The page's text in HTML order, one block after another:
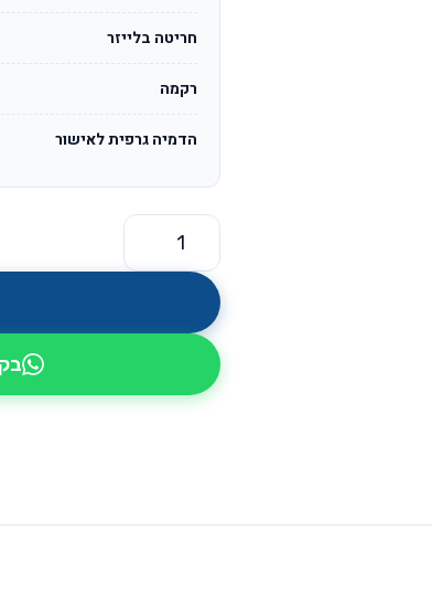
חריטה בלייזר
רקמה
הדמיה גרפית לאישור
כמות של אטלס OS001